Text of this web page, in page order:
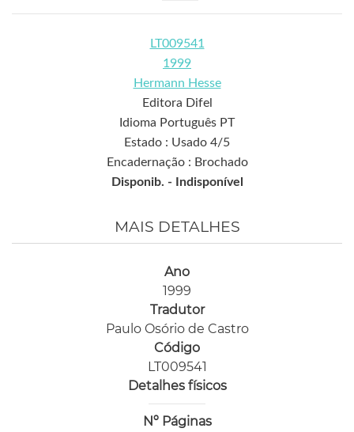
LT009541
1999
Hermann Hesse
Editora Difel
Idioma Português PT
Estado : Usado 4/5
Encadernação : Brochado
Disponib. -
Indisponível
MAIS DETALHES
Ano
1999
Tradutor
Paulo Osório de Castro
Código
LT009541
Detalhes físicos
Nº Páginas